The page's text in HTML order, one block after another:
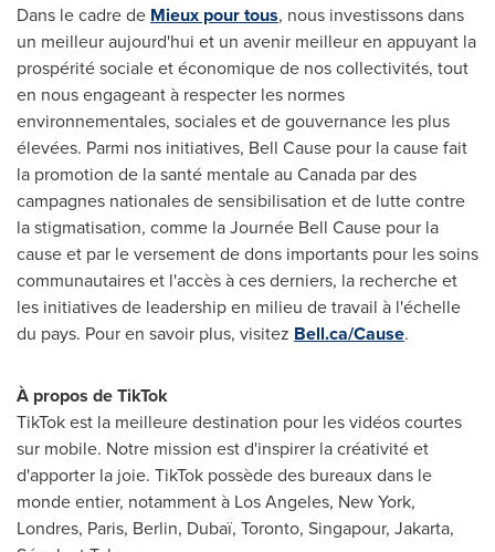
Dans le cadre de Mieux pour tous, nous investissons dans
un meilleur aujourd'hui et un avenir meilleur en appuyant la
prospérité sociale et économique de nos collectivités, tout
en nous engageant à respecter les normes
environnementales, sociales et de gouvernance les plus
élevées. Parmi nos initiatives, Bell Cause pour la cause fait
la promotion de la santé mentale au Canada par des
campagnes nationales de sensibilisation et de lutte contre
la stigmatisation, comme la Journée Bell Cause pour la
cause et par le versement de dons importants pour les soins
communautaires et l'accès à ces derniers, la recherche et
les initiatives de leadership en milieu de travail à l'échelle
du pays. Pour en savoir plus, visitez Bell.ca/Cause.
À propos de TikTok
TikTok est la meilleure destination pour les vidéos courtes
sur mobile. Notre mission est d'inspirer la créativité et
d'apporter la joie. TikTok possède des bureaux dans le
monde entier, notamment à Los Angeles, New York,
Londres, Paris, Berlin, Dubaï, Toronto, Singapour, Jakarta,